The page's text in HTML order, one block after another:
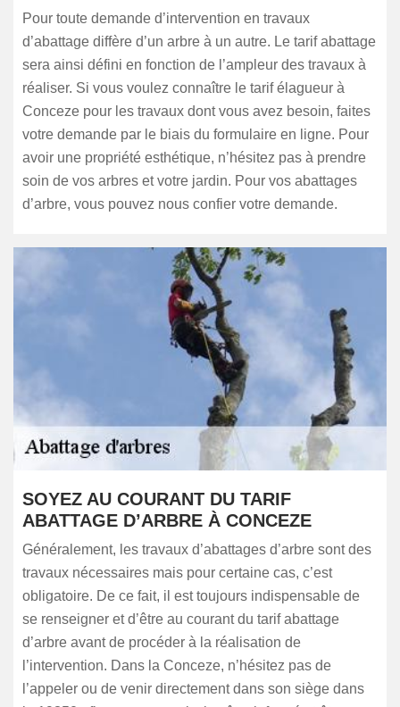
Pour toute demande d’intervention en travaux
d’abattage diffère d’un arbre à un autre. Le tarif abattage
sera ainsi défini en fonction de l’ampleur des travaux à
réaliser. Si vous voulez connaître le tarif élagueur à
Conceze pour les travaux dont vous avez besoin, faites
votre demande par le biais du formulaire en ligne. Pour
avoir une propriété esthétique, n’hésitez pas à prendre
soin de vos arbres et votre jardin. Pour vos abattages
d’arbre, vous pouvez nous confier votre demande.
SOYEZ AU COURANT DU TARIF
ABATTAGE D’ARBRE À CONCEZE
Généralement, les travaux d’abattages d’arbre sont des
travaux nécessaires mais pour certaine cas, c’est
obligatoire. De ce fait, il est toujours indispensable de
se renseigner et d’être au courant du tarif abattage
d’arbre avant de procéder à la réalisation de
l’intervention. Dans la Conceze, n’hésitez pas de
l’appeler ou de venir directement dans son siège dans